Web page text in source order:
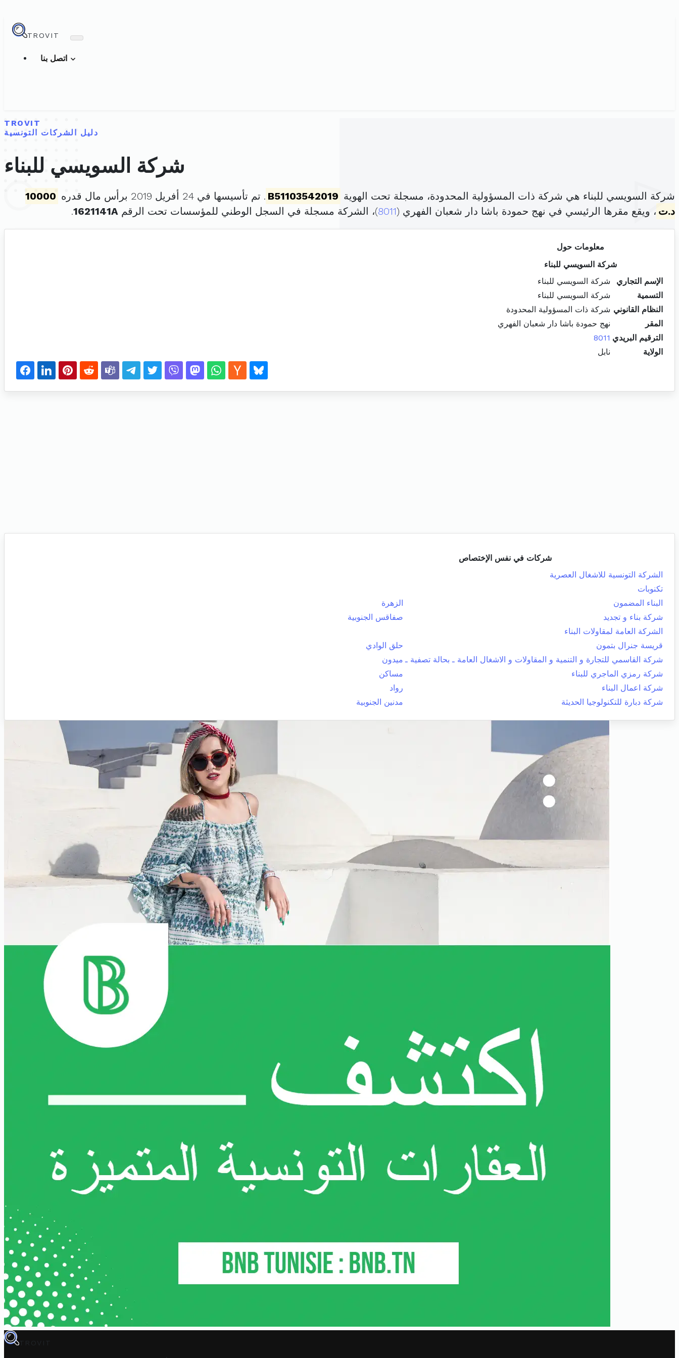
TROVIT
TROVIT
دليل الشركات التونسية
شركة السويسي للبناء
شركة السويسي للبناء هي شركة ذات المسؤولية المحدودة، مسجلة تحت الهوية B51103542019 . تم تأسيسها في 24 أفريل 2019 برأس مال قدره
10000
د.ت ، ويقع مقرها الرئيسي في نهج حمودة باشا دار شعبان الفهري (8011)، الشركة مسجلة في السجل الوطني للمؤسسات تحت الرقم 1621141A
.
معلومات حول
شركة السويسي للبناء
الإسم التجاري
شركة السويسي للبناء
التسمية
شركة السويسي للبناء
النظام القانوني شركة ذات المسؤولية المحدودة
المقر
نهج حمودة باشا دار شعبان الفهري
الترقيم البريدي 8011
الولاية
نابل
شركات في نفس الإختصاص
الشركة التونسية للاشغال العصرية
تكنوبات
البناء المضمون
الزهرة
شركة بناء و تجديد
صفاقس الجنوبية
الشركة العامة لمقاولات البناء
قريسة جنرال بتمون
حلق الوادي
شركة القاسمي للتجارة و التنمية و المقاولات و الاشغال العامة ـ بحالة تصفية ـ ميدون
شركة رمزي الماجري للبناء
مساكن
شركة اعمال البناء
رواد
شركة دبارة للتكنولوجيا الحديثة
مدنين الجنوبية
TROVIT